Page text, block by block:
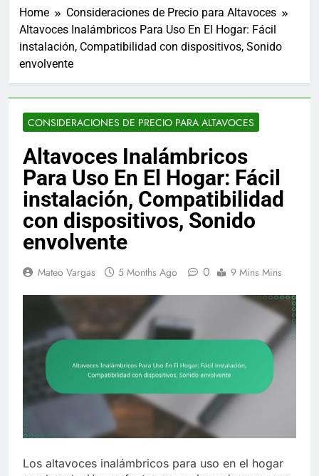
Home
Consideraciones de Precio para Altavoces
Altavoces Inalámbricos Para Uso En El Hogar: Fácil
instalación, Compatibilidad con dispositivos, Sonido
envolvente
CONSIDERACIONES DE PRECIO PARA ALTAVOCES
Altavoces Inalámbricos
Para Uso En El Hogar: Fácil
instalación, Compatibilidad
con dispositivos, Sonido
envolvente
Mateo Vargas 5 Months Ago 0 9 Mins Mins
Los altavoces inalámbricos para uso en el hogar